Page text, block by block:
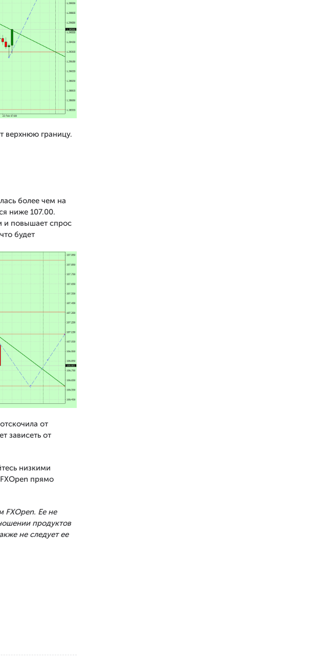
верхнюю границу.
более чем на
ниже 107.00.
и повышает спрос
будет
от
зависеть от
низкими
прямо
FXOpen. Ее не
продуктов
не следует ее